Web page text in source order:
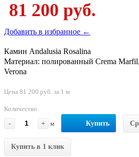
81 200 руб.
Добавить в избранное ←
Камин Andalusia Rosalina
Материал: полированный Crema
Verona
Цена 81 200 руб. за 1 м
Количество
-
+ м Купить
Купить в 1 клик